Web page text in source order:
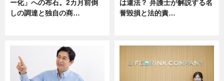
ー化」への布石。2カ月前倒
しの調達と独自の商…
は違法？ 弁護士が解説する名
誉毀損と法的責…